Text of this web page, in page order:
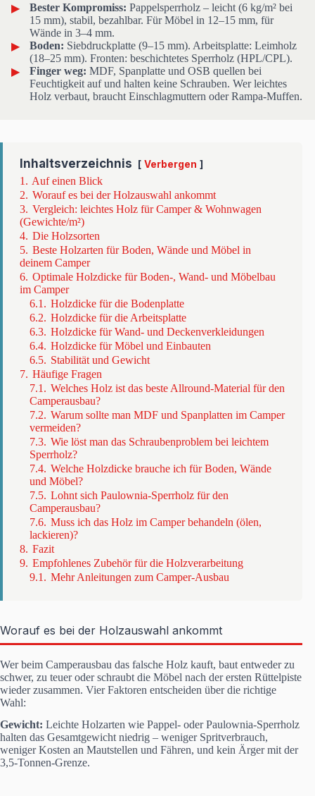
Bester Kompromiss: Pappelsperrholz – leicht (6 kg/m² bei
15 mm), stabil, bezahlbar. Für Möbel in 12–15 mm, für
Wände in 3–4 mm.
Boden: Siebdruckplatte (9–15 mm). Arbeitsplatte: Leimholz
(18–25 mm). Fronten: beschichtetes Sperrholz (HPL/CPL).
Finger weg: MDF, Spanplatte und OSB quellen bei
Feuchtigkeit auf und halten keine Schrauben. Wer leichtes
Holz verbaut, braucht Einschlagmuttern oder Rampa-Muffen.
Inhaltsverzeichnis Verbergen
1. Auf einen Blick
2. Worauf es bei der Holzauswahl ankommt
3. Vergleich: leichtes Holz für Camper & Wohnwagen
(Gewichte/m²)
4. Die Holzsorten
5. Beste Holzarten für Boden, Wände und Möbel in
deinem Camper
6. Optimale Holzdicke für Boden-, Wand- und Möbelbau
im Camper
6.1. Holzdicke für die Bodenplatte
6.2. Holzdicke für die Arbeitsplatte
6.3. Holzdicke für Wand- und Deckenverkleidungen
6.4. Holzdicke für Möbel und Einbauten
6.5. Stabilität und Gewicht
7. Häufige Fragen
7.1. Welches Holz ist das beste Allround-Material für den
Camperausbau?
7.2. Warum sollte man MDF und Spanplatten im Camper
vermeiden?
7.3. Wie löst man das Schraubenproblem bei leichtem
Sperrholz?
7.4. Welche Holzdicke brauche ich für Boden, Wände
und Möbel?
7.5. Lohnt sich Paulownia-Sperrholz für den
Camperausbau?
7.6. Muss ich das Holz im Camper behandeln (ölen,
lackieren)?
8. Fazit
9. Empfohlenes Zubehör für die Holzverarbeitung
9.1. Mehr Anleitungen zum Camper-Ausbau
Worauf es bei der Holzauswahl ankommt
Wer beim Camperausbau das falsche Holz kauft, baut entweder zu
schwer, zu teuer oder schraubt die Möbel nach der ersten Rüttelpiste
wieder zusammen. Vier Faktoren entscheiden über die richtige
Wahl:
Gewicht: Leichte Holzarten wie Pappel- oder Paulownia-Sperrholz
halten das Gesamtgewicht niedrig – weniger Spritverbrauch,
weniger Kosten an Mautstellen und Fähren, und kein Ärger mit der
3,5-Tonnen-Grenze.